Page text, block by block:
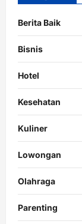
Berita Baik
Bisnis
Hotel
Kesehatan
Kuliner
Lowongan
Olahraga
Parenting